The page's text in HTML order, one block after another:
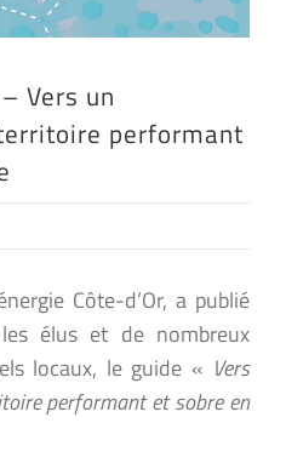
Vers un
performant
Côte-d’Or, a publié
élus et de nombreux
locaux, le guide « Vers
performant et sobre en